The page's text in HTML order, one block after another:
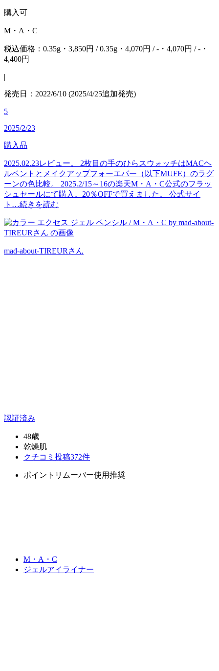
購入可
M・A・C
税込価格：0.35g・3,850円 / 0.35g・4,070円 / -・4,070円 / -・
4,400円
|
発売日：2022/6/10 (2025/4/25追加発売)
5
2025/2/23
購入品
2025.02.23レビュー。 2枚目の手のひらスウォッチはMACヘ
ルベントとメイクアップフォーエバー（以下MUFE）のラグ
ーンの色比較。 2025.2/15～16の楽天M・A・C公式のフラッ
シュセールにて購入。20％OFFで買えました。 公式サイ
ト…続きを読む
mad-about-TIREUR さん
認証済み
48歳
乾燥肌
クチコミ投稿372件
ポイントリムーバー使用推奨
M・A・C
ジェルアイライナー